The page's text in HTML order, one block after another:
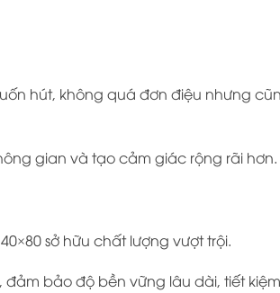
hút, không quá đơn điệu nhưng
gian và tạo cảm giác rộng rãi hơn.
sở hữu chất lượng vượt trội.
bảo độ bền vững lâu dài, tiết